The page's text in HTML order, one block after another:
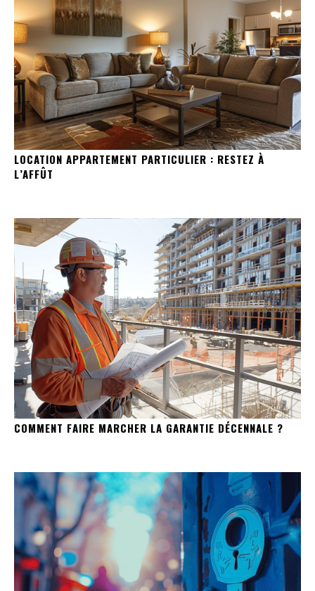
LOCATION APPARTEMENT PARTICULIER : RESTEZ À
L’AFFÛT
COMMENT FAIRE MARCHER LA GARANTIE DÉCENNALE ?